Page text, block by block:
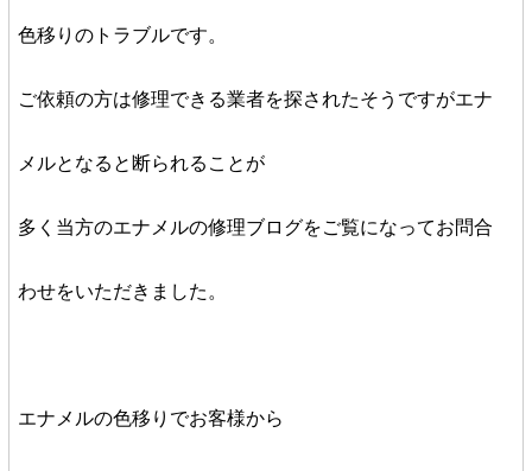
色移りのトラブルです。
ご依頼の方は修理できる業者を探されたそうですがエナ
メルとなると断られることが
多く当方のエナメルの修理ブログをご覧になってお問合
わせをいただきました。
エナメルの色移りでお客様から